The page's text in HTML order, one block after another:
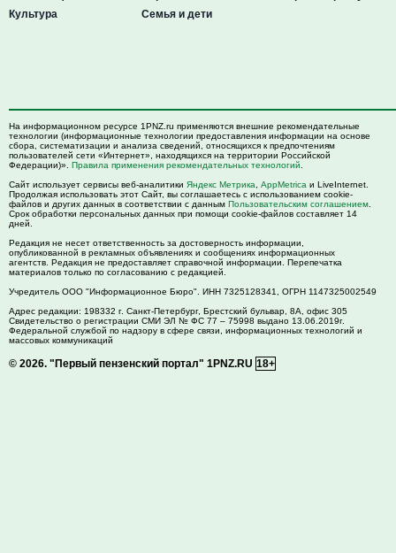
Культура
Семья и дети
На информационном ресурсе 1PNZ.ru применяются внешние рекомендательные
технологии (информационные технологии предоставления информации на основе
сбора, систематизации и анализа сведений, относящихся к предпочтениям
пользователей сети «Интернет», находящихся на территории Российской
Федерации)». Правила применения рекомендательных технологий
Сайт использует сервисы веб-аналитики Яндекс Метрика AppMetrica и LiveInternet.
Продолжая использовать этот Сайт, вы соглашаетесь с использованием cookie-
файлов и других данных в соответствии с данным Пользовательским соглашением
Срок обработки персональных данных при помощи cookie-файлов составляет 14
дней.
Редакция не несет ответственность за достоверность информации,
опубликованной в рекламных объявлениях и сообщениях информационных
агентств. Редакция не предоставляет справочной информации. Перепечатка
материалов только по согласованию с редакцией.
Учредитель ООО "Информационное Бюро". ИНН 7325128341, ОГРН 1147325002549
Адрес редакции: 198332 г. Санкт-Петербург, Брестский бульвар, 8А, офис 305
Свидетельство о регистрации СМИ ЭЛ № ФС 77 – 75998 выдано 13.06.2019г.
Федеральной службой по надзору в сфере связи, информационных технологий и
массовых коммуникаций
© 2026. "Первый пензенский портал" 1PNZ.RU 18+